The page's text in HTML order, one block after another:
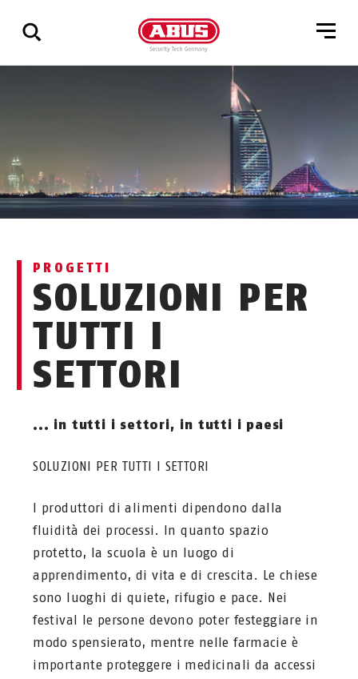
PROGETTI
SOLUZIONI PER
TUTTI I
SETTORI
... in tutti i settori, in tutti i paesi
SOLUZIONI PER TUTTI I SETTORI
I produttori di alimenti dipendono dalla
fluidità dei processi. In quanto spazio
protetto, la scuola è un luogo di
apprendimento, di vita e di crescita. Le chiese
sono luoghi di quiete, rifugio e pace. Nei
festival le persone devono poter festeggiare in
modo spensierato, mentre nelle farmacie è
importante proteggere i medicinali da accessi